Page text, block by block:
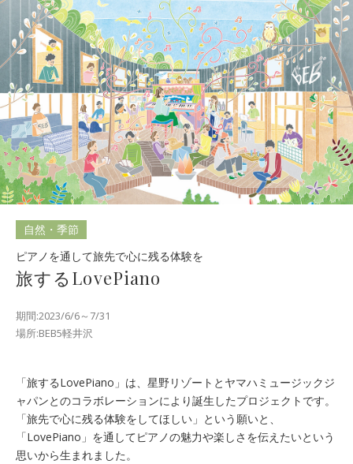
自然・季節
ピアノを通して旅先で心に残る体験を
旅するLovePiano
期間:2023/6/6～7/31
場所:BEB5軽井沢
「旅するLovePiano」は、星野リゾートとヤマハミュージックジ
ャパンとのコラボレーションにより誕生したプロジェクトです。
「旅先で心に残る体験をしてほしい」という願いと、
「LovePiano」を通してピアノの魅力や楽しさを伝えたいという
思いから生まれました。